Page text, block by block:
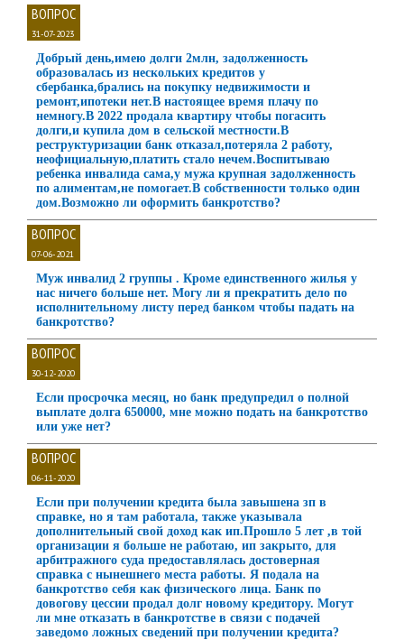
ВОПРОС
31-07-2023
Добрый день,имею долги 2млн, задолженность
образовалась из нескольких кредитов у
сбербанка,брались на покупку недвижимости и
ремонт,ипотеки нет.В настоящее время плачу по
немногу.В 2022 продала квартиру чтобы погасить
долги,и купила дом в сельской местности.В
реструктуризации банк отказал,потеряла 2 работу,
неофициальную,платить стало нечем.Воспитываю
ребенка инвалида сама,у мужа крупная задолженность
по алиментам,не помогает.В собственности только один
дом.Возможно ли оформить банкротство?
ВОПРОС
07-06-2021
Муж инвалид 2 группы . Кроме единственного жилья у
нас ничего больше нет. Могу ли я прекратить дело по
исполнительному листу перед банком чтобы падать на
банкротство?
ВОПРОС
30-12-2020
Если просрочка месяц, но банк предупредил о полной
выплате долга 650000, мне можно подать на банкротство
или уже нет?
ВОПРОС
06-11-2020
Если при получении кредита была завышена зп в
справке, но я там работала, также указывала
дополнительный свой доход как ип.Прошло 5 лет ,в той
организации я больше не работаю, ип закрыто, для
арбитражного суда предоставлялась достоверная
справка с нынешнего места работы. Я подала на
банкротство себя как физического лица. Банк по
довогову цессии продал долг новому кредитору. Могут
ли мне отказать в банкротстве в связи с подачей
заведомо ложных сведений при получении кредита?